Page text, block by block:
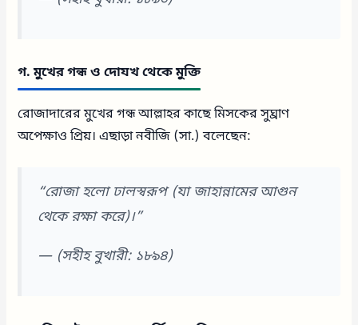
গ. মুখের গন্ধ ও দোযখ থেকে মুক্তি
রোজাদারের মুখের গন্ধ আল্লাহর কাছে মিসকের সুঘ্রাণ
অপেক্ষাও প্রিয়। এছাড়া নবীজি (সা.) বলেছেন:
“রোজা হলো ঢালস্বরূপ (যা জাহান্নামের আগুন
থেকে রক্ষা করে)।”
— (সহীহ বুখারী: ১৮৯৪)